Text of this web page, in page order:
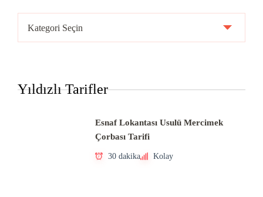
Yöntemleri
Yıldızlı Tarifler
Esnaf Lokantası Usulü Mercimek
Çorbası Tarifi
30 dakika Kolay